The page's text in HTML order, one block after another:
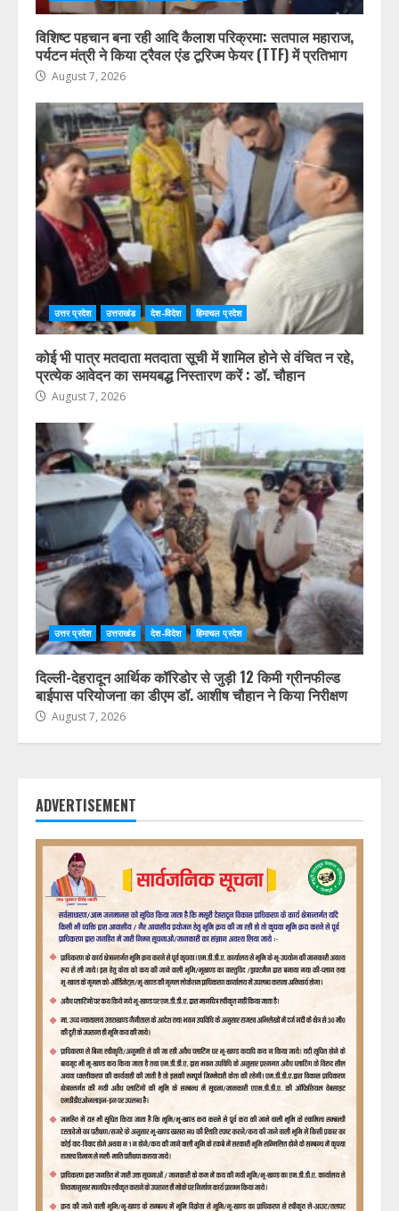
विशिष्ट पहचान बना रही आदि कैलाश परिक्रमा: सतपाल महाराज,
पर्यटन मंत्री ने किया ट्रैवल एंड टूरिज्म फेयर (TTF) में प्रतिभाग
August 7, 2026
उत्तर प्रदेश उत्तराखंड देश-विदेश हिमाचल प्रदेश
कोई भी पात्र मतदाता मतदाता सूची में शामिल होने से वंचित न रहे,
प्रत्येक आवेदन का समयबद्ध निस्तारण करें : डॉ. चौहान
August 7, 2026
उत्तर प्रदेश उत्तराखंड देश-विदेश हिमाचल प्रदेश
दिल्ली-देहरादून आर्थिक कॉरिडोर से जुड़ी 12 किमी ग्रीनफील्ड
बाईपास परियोजना का डीएम डॉ. आशीष चौहान ने किया निरीक्षण
August 7, 2026
ADVERTISEMENT